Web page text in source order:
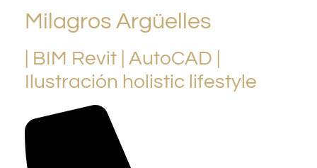
Milagros Argüelles
| BIM Revit | AutoCAD |
Ilustración holistic lifestyle